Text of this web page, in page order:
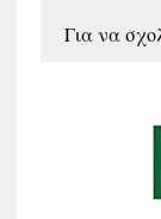
Για να